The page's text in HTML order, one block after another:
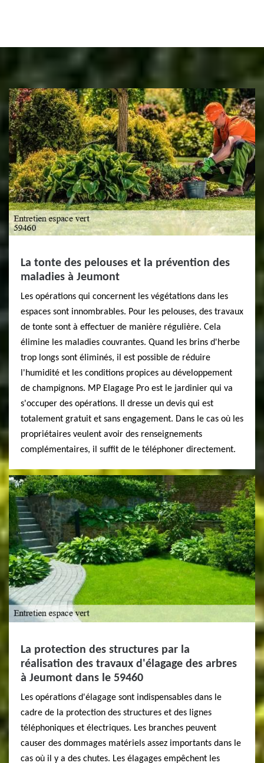
La tonte des pelouses et la prévention des
maladies à Jeumont
Les opérations qui concernent les végétations dans les
espaces sont innombrables. Pour les pelouses, des travaux
de tonte sont à effectuer de manière régulière. Cela
élimine les maladies couvrantes. Quand les brins d'herbe
trop longs sont éliminés, il est possible de réduire
l'humidité et les conditions propices au développement
de champignons. MP Elagage Pro est le jardinier qui va
s'occuper des opérations. Il dresse un devis qui est
totalement gratuit et sans engagement. Dans le cas où les
propriétaires veulent avoir des renseignements
complémentaires, il suffit de le téléphoner directement.
La protection des structures par la
réalisation des travaux d'élagage des arbres
à Jeumont dans le 59460
Les opérations d'élagage sont indispensables dans le
cadre de la protection des structures et des lignes
téléphoniques et électriques. Les branches peuvent
causer des dommages matériels assez importants dans le
cas où il y a des chutes. Les élagages empêchent les